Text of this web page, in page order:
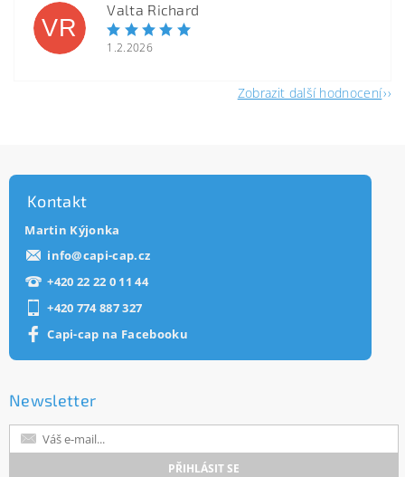
VR
Valta Richard
1.2.2026
Zobrazit další hodnocení
Kontakt
Martin Kýjonka
info@capi-cap.cz
+420 22 22 0 11 44
+420 774 887 327
Capi-cap na Facebooku
Newsletter